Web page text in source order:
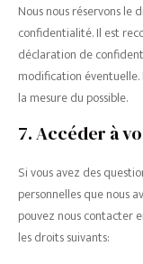
Nous nous réservons
confidentialité. Il est
déclaration de
modification éventuelle.
la mesure du possible.
7. Accéder à
Si vous avez des
personnelles que nous
pouvez nous contacter
les droits suivants: